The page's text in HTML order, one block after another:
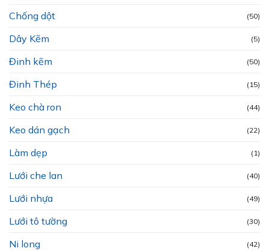
Chống dột (50)
Dây Kẽm (5)
Đinh kẽm (50)
Đinh Thép (15)
Keo chà ron (44)
Keo dán gạch (22)
Làm dẹp (1)
Lưới che lan (40)
Lưới nhựa (49)
Lưới tô tường (30)
Ni long (42)